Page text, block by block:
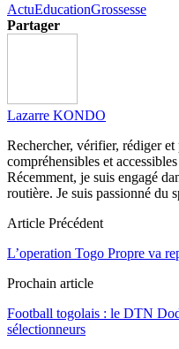
ActuEducationGrossesse
Partager
Lazarre KONDO
Rechercher, vérifier, rédiger
compréhensibles et
Récemment, je suis engagé
routière. Je suis passionné du
Article Précédent
L’operation Togo Propre va
Prochain article
Football togolais : le DTN
sélectionneurs